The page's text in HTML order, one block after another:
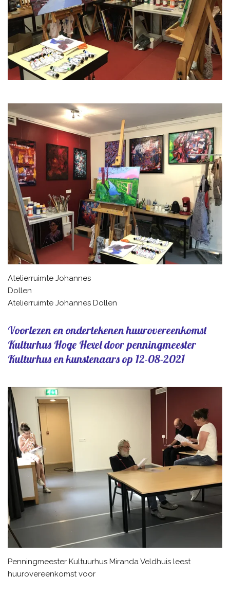
Atelierruimte Johannes
Dollen
Atelierruimte Johannes Dollen
Voorlezen en ondertekenen huurovereenkomst
Kulturhus Hoge Hexel door penningmeester
Kulturhus en kunstenaars op 12-08-2021
Penningmeester Kultuurhus Miranda Veldhuis leest
huurovereenkomst voor